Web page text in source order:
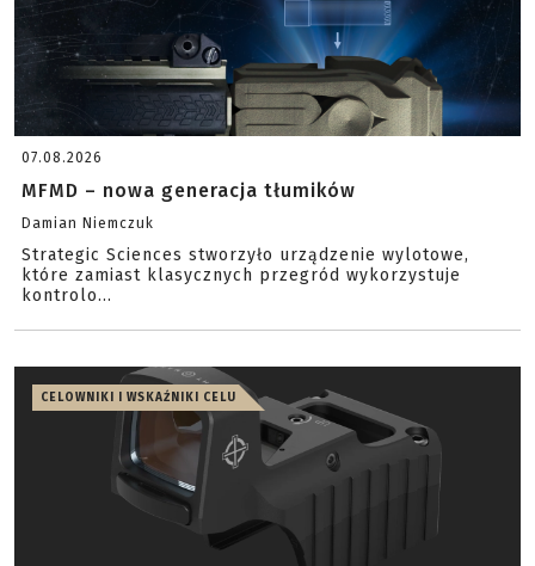
07.08.2026
MFMD – nowa generacja tłumików
Damian Niemczuk
Strategic Sciences stworzyło urządzenie wylotowe,
które zamiast klasycznych przegród wykorzystuje
kontrolo...
CELOWNIKI I WSKAŹNIKI CELU